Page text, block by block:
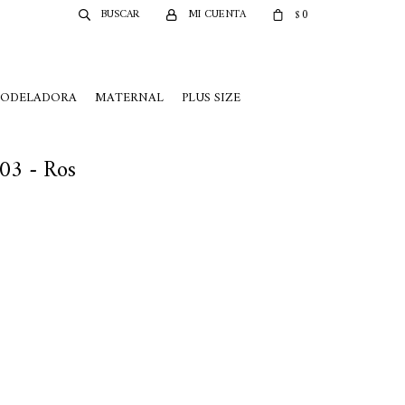
MATERNAL PLUS SIZE
$0
- Ros